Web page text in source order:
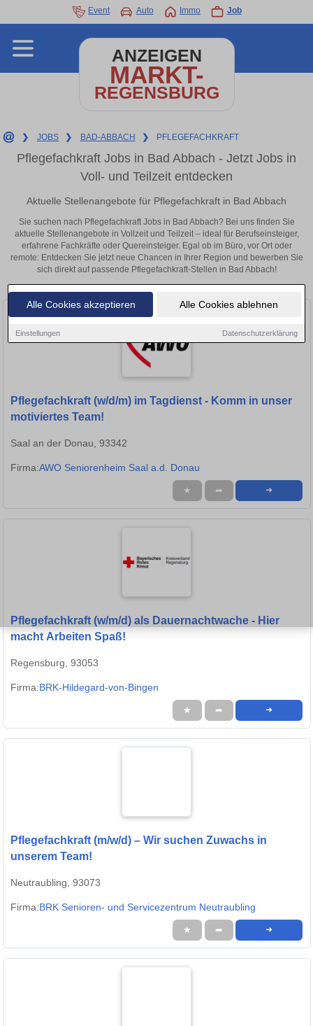
Alle Cookies akzeptieren Alle Cookies ablehnen
Einstellungen Datenschutzerklärung
Event Auto Immo Job
ANZEIGEN
MARKT-
REGENSBURG
❯ JOBS ❯ BAD-ABBACH ❯ PFLEGEFACHKRAFT
Pflegefachkraft Jobs in Bad Abbach - Jetzt Jobs in
Voll- und Teilzeit entdecken
Aktuelle Stellenangebote für Pflegefachkraft in Bad Abbach
Sie suchen nach Pflegefachkraft Jobs in Bad Abbach? Bei uns finden Sie
aktuelle Stellenangebote in Vollzeit und Teilzeit – ideal für Berufseinsteiger,
erfahrene Fachkräfte oder Quereinsteiger. Egal ob im Büro, vor Ort oder
remote: Entdecken Sie jetzt neue Chancen in Ihrer Region und bewerben Sie
sich direkt auf passende Pflegefachkraft-Stellen in Bad Abbach!
Pflegefachkraft (w/d/m) im Tagdienst - Komm in unser
motiviertes Team!
Saal an der Donau, 93342
Firma:AWO Seniorenheim Saal a.d. Donau
★ ➦ ➜
Pflegefachkraft (w/m/d) als Dauernachtwache - Hier
macht Arbeiten Spaß!
Regensburg, 93053
Firma:BRK-Hildegard-von-Bingen
★ ➦ ➜
Pflegefachkraft (m/w/d) – Wir suchen Zuwachs in
unserem Team!
Neutraubling, 93073
Firma:BRK Senioren- und Servicezentrum Neutraubling
★ ➦ ➜